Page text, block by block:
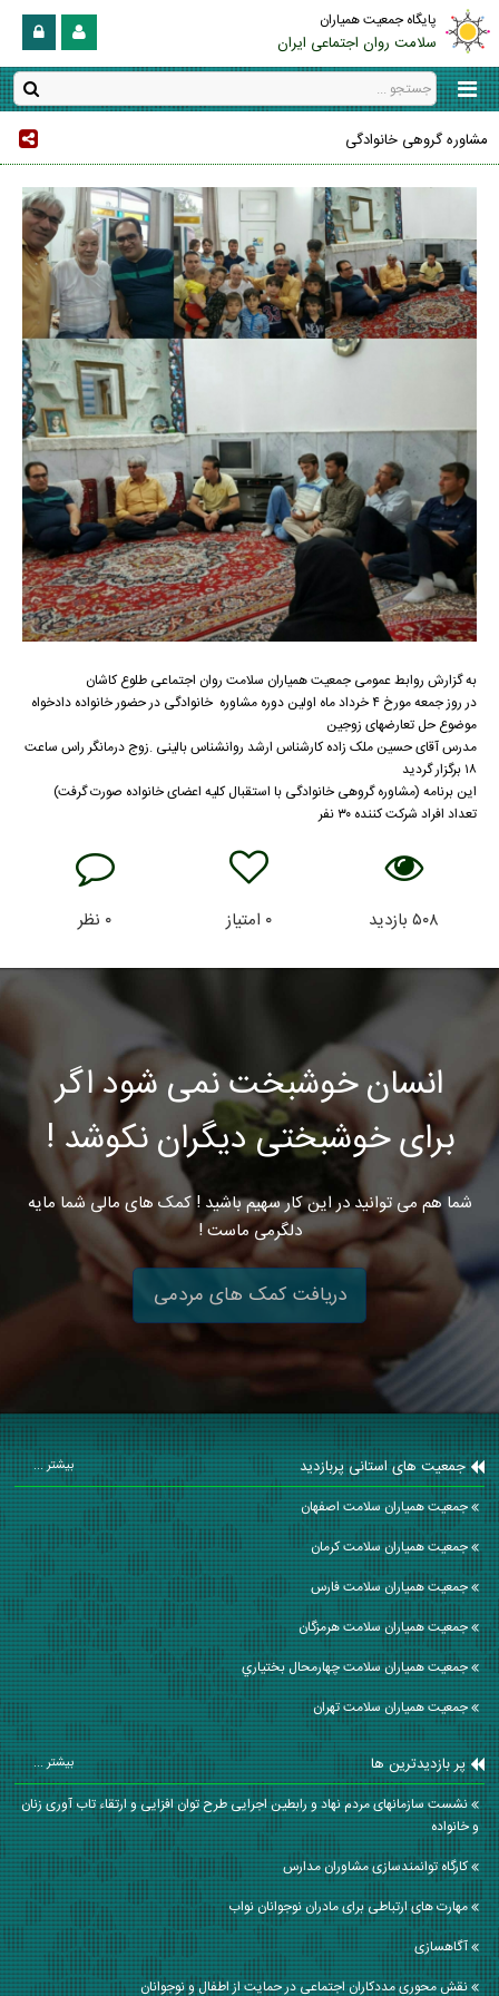
پایگاه جمعیت همیاران
سلامت روان اجتماعی ایران
مشاوره گروهی خانوادگی
به گزارش روابط عمومی جمعیت همیاران سلامت روان اجتماعی طلوع کاشان
در روز جمعه مورخ ۴ خرداد ماه اولین دوره مشاوره خانوادگی در حضور خانواده دادخواه
موضوع حل تعارضهای زوجین
مدرس آقای حسین ملک زاده کارشناس ارشد روانشناس بالینی .زوج درمانگر راس ساعت
۱۸ برگزار گردید
این برنامه (مشاوره گروهی خانوادگی با استقبال کلیه اعضای خانواده صورت گرفت)
تعداد افراد شرکت کننده ۳۰ نفر
۵۰۸بازدید ۰ امتیاز ۰ نظر
انسان خوشبخت نمی شود اگر
برای خوشبختی دیگران نکوشد !
شما هم می توانید در این کار سهیم باشید ! کمک های مالی شما مایه
دلگرمی ماست !
دریافت کمک های مردمی
جمعیت های استانی پربازدید بیشتر ...
جمعیت همیاران سلامت اصفهان
جمعیت همیاران سلامت كرمان
جمعیت همیاران سلامت فارس
جمعیت همیاران سلامت هرمزگان
جمعیت همیاران سلامت چهارمحال بختياري
جمعیت همیاران سلامت تهران
پر بازدیدترین ها بیشتر ...
نشست سازمانهای مردم نهاد و رابطین اجرایی طرح توان افزایی و ارتقاء تاب آوری زنان
و خانواده
کارگاه توانمندسازی مشاوران مدارس
مهارت های ارتباطی برای مادران نوجوانان نواب
آگاهسازی
نقش محوری مددکاران اجتماعی در حمایت از اطفال و نوجوانان